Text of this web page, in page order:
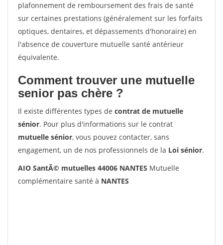
plafonnement de remboursement des frais de santé
sur certaines prestations (généralement sur les forfaits
optiques, dentaires, et dépassements d'honoraire) en
l'absence de couverture mutuelle santé antérieur
équivalente.
Comment trouver une mutuelle
senior pas chère ?
Il existe différentes types de contrat de mutuelle
sénior. Pour plus d'informations sur le contrat
mutuelle sénior, vous pouvez contacter, sans
engagement, un de nos professionnels de la Loi sénior.
AIO SantÃ© mutuelles 44006 NANTES Mutuelle
complémentaire santé à NANTES